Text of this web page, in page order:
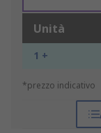
Unità
1 +
*prezzo indicativo